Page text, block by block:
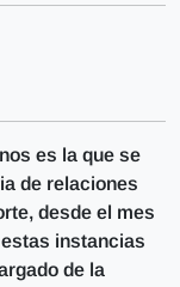
es la que se
de relaciones
desde el mes
instancias
de la